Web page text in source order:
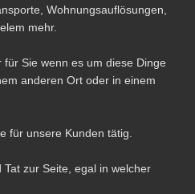
Wohnungsauflösungen,
mehr.
Sie wenn es um diese Dinge
anderen Ort oder in einem
für unsere Kunden tätig.
zur Seite, egal in welcher